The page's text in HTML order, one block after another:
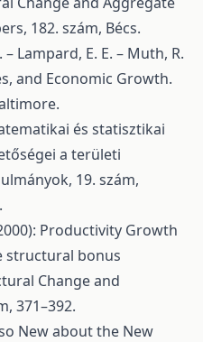
182. szám, Bécs.
– Lampard, E. E. – Muth, R.
and Economic Growth.
és statisztikai
a területi
19. szám,
Productivity Growth
structural bonus
Change and
371–392.
New about the New